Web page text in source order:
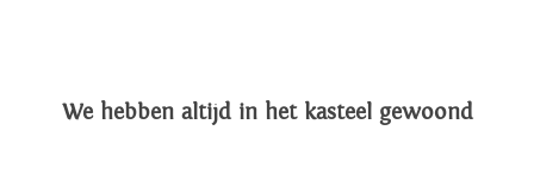
We hebben altijd in het kasteel gewoond